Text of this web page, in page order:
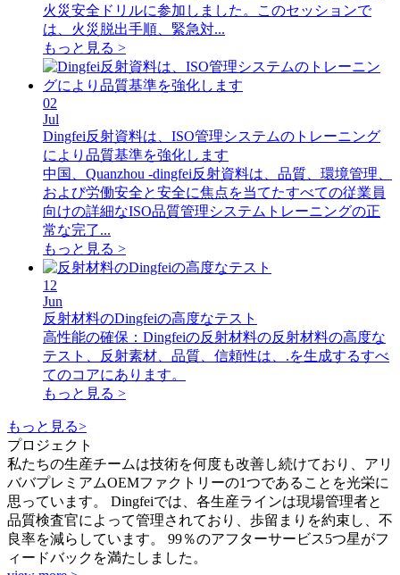
火災安全ドリルに参加しました。このセッションで
は、火災脱出手順、緊急対...
もっと見る >
02
Jul
Dingfei反射資料は、ISO管理システムのトレーニング
により品質基準を強化します
中国、Quanzhou -dingfei反射資料は、品質、環境管理、
および労働安全と安全に焦点を当てたすべての従業員
向けの詳細なISO品質管理システムトレーニングの正
常な完了...
もっと見る >
12
Jun
反射材料のDingfeiの高度なテスト
高性能の確保：Dingfeiの反射材料の反射材料の高度な
テスト、反射素材、品質、信頼性は、.を生成するすべ
てのコアにあります。
もっと見る >
もっと見る>
プロジェクト
私たちの生産チームは技術を何度も改善し続けており、アリ
ババプレミアムOEMファクトリーの1つであることを光栄に
思っています。 Dingfeiでは、各生産ラインは現場管理者と
品質検査官によって管理されており、歩留まりを約束し、不
良率を減らしています。 99％のアフターサービス5つ星がフ
ィードバックを満たしました。